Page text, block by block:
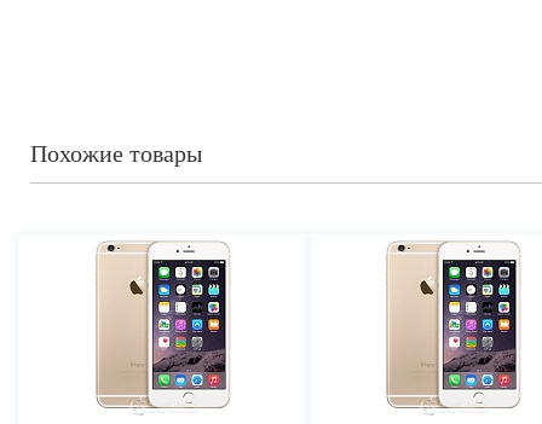
Похожие товары